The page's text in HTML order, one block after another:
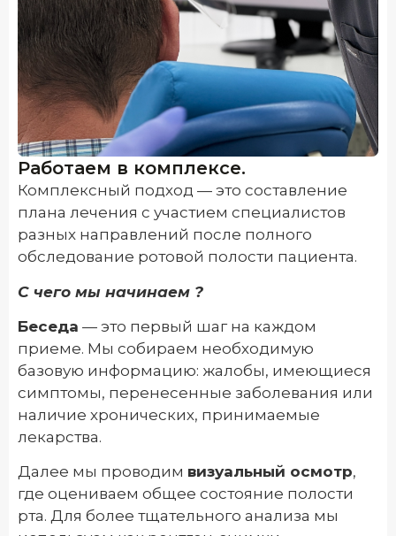
Работаем в комплексе.
Комплексный подход — это составление
плана лечения с участием специалистов
разных направлений после полного
обследование ротовой полости пациента.
С чего мы начинаем ?
Беседа — это первый шаг на каждом
приеме. Мы собираем необходимую
базовую информацию: жалобы, имеющиеся
симптомы, перенесенные заболевания или
наличие хронических, принимаемые
лекарства.
Далее мы проводим визуальный осмотр,
где оцениваем общее состояние полости
рта. Для более тщательного анализа мы